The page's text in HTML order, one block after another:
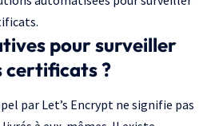
pour surveiller
certificats ?
par Let’s Encrypt ne signifie pas